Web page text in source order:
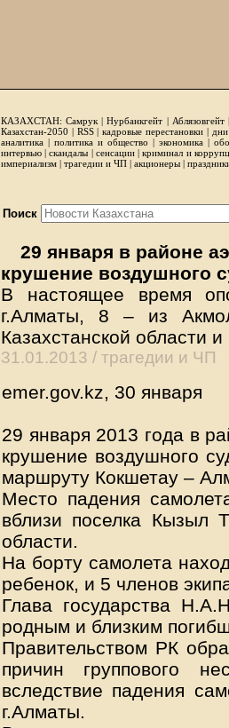
КАЗАХСТАН: Самрук |Нурбанкгейт | Аблязовгейт
Казахстан-2050 | RSS|кадровые перестановки|
аналитика | политика и общество | экономика |
интервью |скандалы | сенсации|криминал и
империализм | трагедии и ЧП | акционеры |
Поиск
29 января в районе
крушение воздушного
В настоящее время
г.Алматы, 8 – из
Казахстанской области
31.01.2013 / трагедии и ЧП
emer.gov.kz, 30 января
29 января 2013 года в
крушение воздушного
маршруту Кокшетау –
Место падения
вблизи поселка Кызыл
области.
На борту самолета
ребенок, и 5 членов
Глава государства
родным и близким
Правительством РК
причин группового
вследствие падения
г.Алматы.